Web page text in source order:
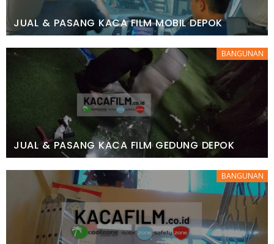
JUAL & PASANG KACA FILM MOBIL DEPOK
BANGUNAN
JUAL & PASANG KACA FILM GEDUNG DEPOK
BANGUNAN